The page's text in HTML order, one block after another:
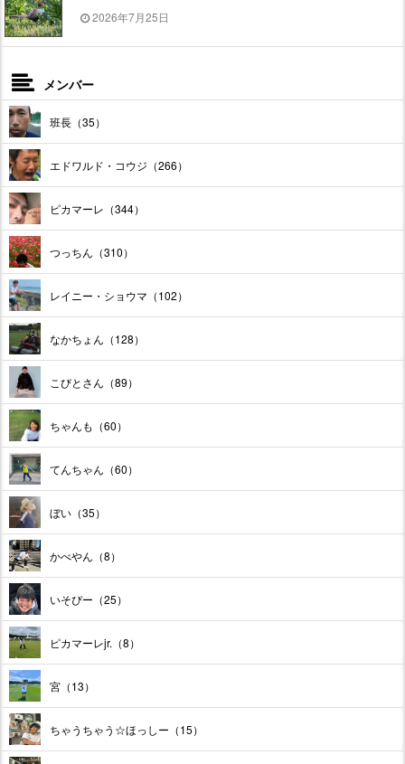
2026年7月25日
メンバー
班長（35）
エドワルド・コウジ（266）
ピカマーレ（344）
つっちん（310）
レイニー・ショウマ（102）
なかちょん（128）
こびとさん（89）
ちゃんも（60）
てんちゃん（60）
ぼい（35）
かべやん（8）
いそぴー（25）
ピカマーレjr.（8）
宮（13）
ちゃうちゃう☆ほっしー（15）